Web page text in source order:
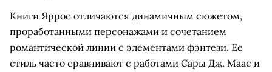
Книги Яррос отличаются динамичным сюжетом,
проработанными персонажами и сочетанием
романтической линии с элементами фэнтези. Ее
стиль часто сравнивают с работами Сары Дж. Маас и